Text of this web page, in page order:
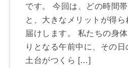
です。 今回は、どの時間
と、大きなメリットが得
届けします。 私たちの身
りとなる午前中に、その
土台がつくら […]